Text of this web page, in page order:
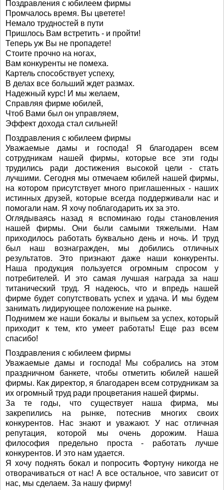
Поздравления с юбилеем фирмы
Промчалось время. Вы цветете!
Немало трудностей в пути
Пришлось Вам встретить - и пройти!
Теперь уж Вы не пропадете!
Стоите прочно на ногах,
Вам конкуренты не помеха.
Картель способствует успеху,
В делах все больший ждет размах.
Надежный курс! И мы желаем,
Справляя фирме юбилей,
Чтоб Вами был он управляем,
Эффект дохода стал сильней!
Поздравления с юбилеем фирмы
Уважаемые дамы и господа! Я благодарен всем
сотрудникам нашей фирмы, которые все эти годы
трудились ради достижения высокой цели - стать
лучшими. Сегодня мы отмечаем юбилей нашей фирмы,
на котором присутствует много приглашенных - наших
истинных друзей, которые всегда поддерживали нас и
помогали нам. Я хочу поблагодарить их за это.
Оглядываясь назад я вспоминаю годы становления
нашей фирмы. Они были самыми тяжелыми. Нам
приходилось работать буквально день и ночь. И труд
был наш вознагражден, мы добились отличных
результатов. Это признают даже наши конкуренты.
Наша продукция пользуется огромным спросом у
потребителей. И это самая лучшая награда за наш
титанический труд. Я надеюсь, что и впредь нашей
фирме будет сопутствовать успех и удача. И мы будем
занимать лидирующее положение на рынке.
Поднимем же наши бокалы и выпьем за успех, который
приходит к тем, кто умеет работать! Еще раз всем
спасибо!
Поздравления с юбилеем фирмы
Уважаемые дамы и господа! Мы собрались на этом
праздничном банкете, чтобы отметить юбилей нашей
фирмы. Как директор, я благодарен всем сотрудникам за
их огромный труд ради процветания нашей фирмы.
За те годы, что существует наша фирма, мы
закрепились на рынке, потеснив многих своих
конкурентов. Нас знают и уважают. У нас отличная
репутация, которой мы очень дорожим. Наша
философия предельно проста - работать лучше
конкурентов. И это нам удается.
Я хочу поднять бокал и попросить Фортуну никогда не
отворачиваться от нас! А все остальное, что зависит от
нас, мы сделаем. За нашу фирму!